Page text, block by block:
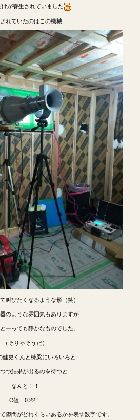
が養生されていました
れていたのはこの機械
叫びたくなるような形（笑）
のような雰囲気もありますが
ーっても静かなものでした。
（そりゃそうだ）
健史くんと棟梁にいろいろと
つ結果が出るのを待つと
なんと！！
C値 0.22！
隙間がどれくらいあるかを表す数字です。